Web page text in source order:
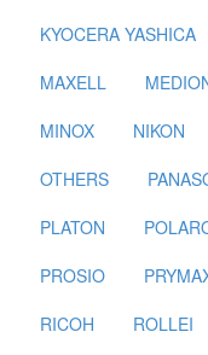
KYOCERA YASHICA
MAXELL
MINOX
NIKON
OTHERS
PLATON
PROSIO
RICOH
ROLLEI